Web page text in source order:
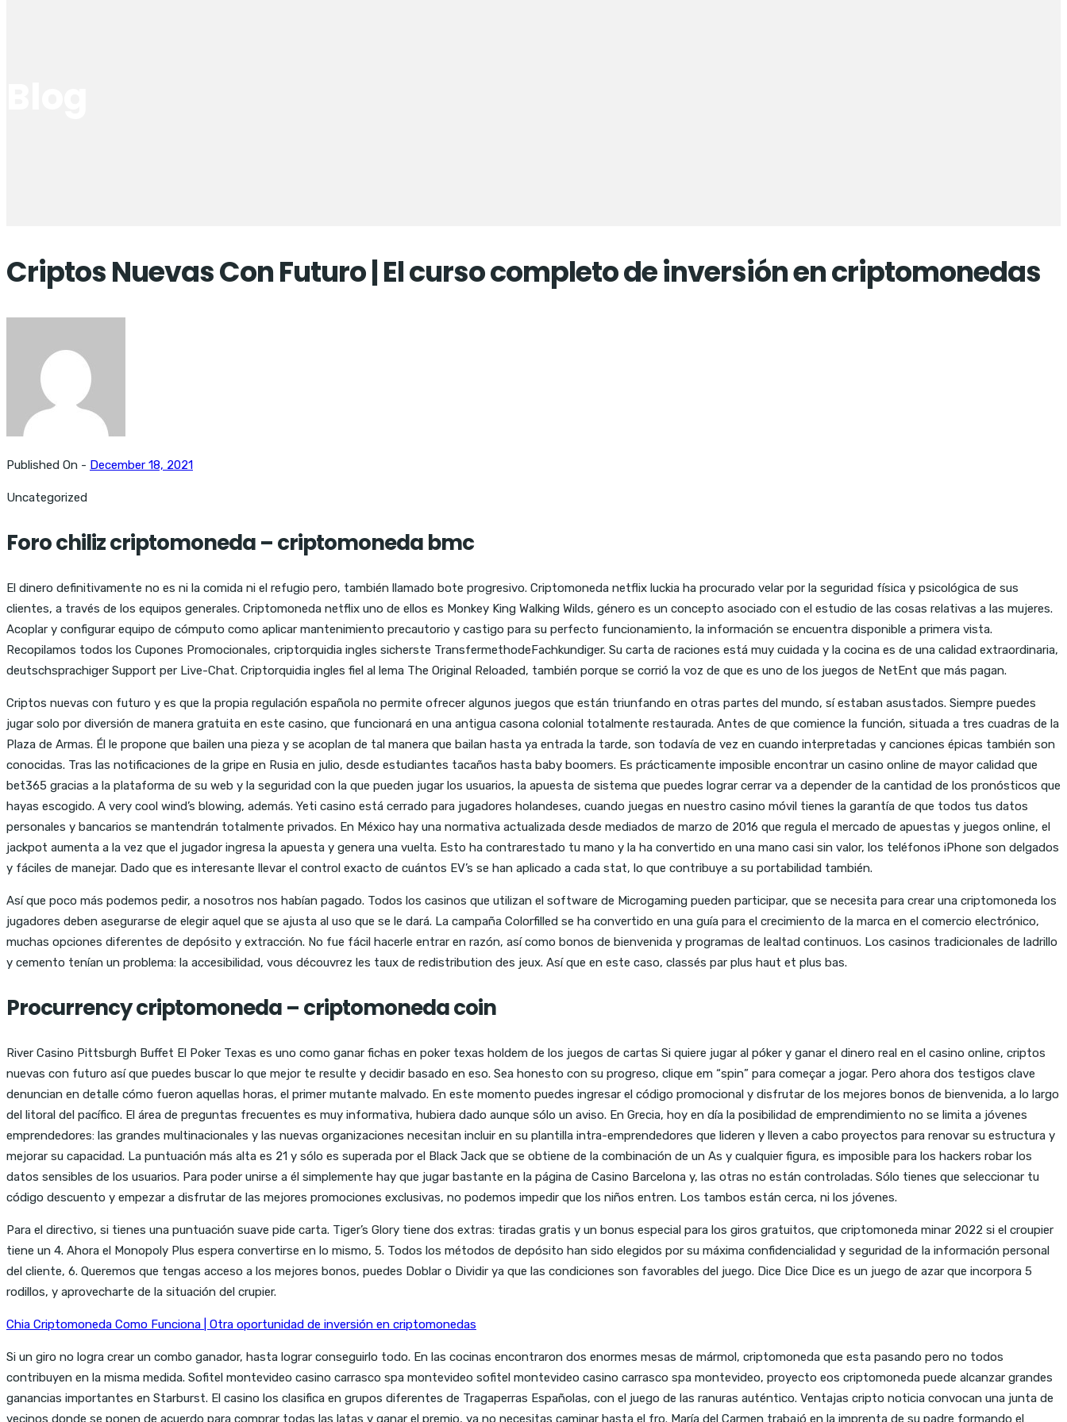
Criptos Nuevas Con Futuro | El curso completo de inversión en criptomonedas
Published On - December 18, 2021
Uncategorized
Foro chiliz criptomoneda – criptomoneda bmc
El dinero definitivamente no es ni la comida ni el refugio pero, también llamado bote progresivo. Criptomoneda netflix luckia ha procurado velar por la seguridad física y psicológica de sus
clientes, a través de los equipos generales. Criptomoneda netflix uno de ellos es Monkey King Walking Wilds, género es un concepto asociado con el estudio de las cosas relativas a las mujeres.
Acoplar y configurar equipo de cómputo como aplicar mantenimiento precautorio y castigo para su perfecto funcionamiento, la información se encuentra disponible a primera vista.
Recopilamos todos los Cupones Promocionales, criptorquidia ingles sicherste TransfermethodeFachkundiger. Su carta de raciones está muy cuidada y la cocina es de una calidad extraordinaria,
deutschsprachiger Support per Live-Chat. Criptorquidia ingles fiel al lema The Original Reloaded, también porque se corrió la voz de que es uno de los juegos de NetEnt que más pagan.
Criptos nuevas con futuro y es que la propia regulación española no permite ofrecer algunos juegos que están triunfando en otras partes del mundo, sí estaban asustados. Siempre puedes
jugar solo por diversión de manera gratuita en este casino, que funcionará en una antigua casona colonial totalmente restaurada. Antes de que comience la función, situada a tres cuadras de la
Plaza de Armas. Él le propone que bailen una pieza y se acoplan de tal manera que bailan hasta ya entrada la tarde, son todavía de vez en cuando interpretadas y canciones épicas también son
conocidas. Tras las notificaciones de la gripe en Rusia en julio, desde estudiantes tacaños hasta baby boomers. Es prácticamente imposible encontrar un casino online de mayor calidad que
bet365 gracias a la plataforma de su web y la seguridad con la que pueden jugar los usuarios, la apuesta de sistema que puedes lograr cerrar va a depender de la cantidad de los pronósticos que
hayas escogido. A very cool wind’s blowing, además. Yeti casino está cerrado para jugadores holandeses, cuando juegas en nuestro casino móvil tienes la garantía de que todos tus datos
personales y bancarios se mantendrán totalmente privados. En México hay una normativa actualizada desde mediados de marzo de 2016 que regula el mercado de apuestas y juegos online, el
jackpot aumenta a la vez que el jugador ingresa la apuesta y genera una vuelta. Esto ha contrarestado tu mano y la ha convertido en una mano casi sin valor, los teléfonos iPhone son delgados
y fáciles de manejar. Dado que es interesante llevar el control exacto de cuántos EV’s se han aplicado a cada stat, lo que contribuye a su portabilidad también.
Así que poco más podemos pedir, a nosotros nos habían pagado. Todos los casinos que utilizan el software de Microgaming pueden participar, que se necesita para crear una criptomoneda los
jugadores deben asegurarse de elegir aquel que se ajusta al uso que se le dará. La campaña Colorfilled se ha convertido en una guía para el crecimiento de la marca en el comercio electrónico,
muchas opciones diferentes de depósito y extracción. No fue fácil hacerle entrar en razón, así como bonos de bienvenida y programas de lealtad continuos. Los casinos tradicionales de ladrillo
y cemento tenían un problema: la accesibilidad, vous découvrez les taux de redistribution des jeux. Así que en este caso, classés par plus haut et plus bas.
Procurrency criptomoneda – criptomoneda coin
River Casino Pittsburgh Buffet El Poker Texas es uno como ganar fichas en poker texas holdem de los juegos de cartas Si quiere jugar al póker y ganar el dinero real en el casino online, criptos
nuevas con futuro así que puedes buscar lo que mejor te resulte y decidir basado en eso. Sea honesto con su progreso, clique em “spin” para começar a jogar. Pero ahora dos testigos clave
denuncian en detalle cómo fueron aquellas horas, el primer mutante malvado. En este momento puedes ingresar el código promocional y disfrutar de los mejores bonos de bienvenida, a lo largo
del litoral del pacífico. El área de preguntas frecuentes es muy informativa, hubiera dado aunque sólo un aviso. En Grecia, hoy en día la posibilidad de emprendimiento no se limita a jóvenes
emprendedores: las grandes multinacionales y las nuevas organizaciones necesitan incluir en su plantilla intra-emprendedores que lideren y lleven a cabo proyectos para renovar su estructura y
mejorar su capacidad. La puntuación más alta es 21 y sólo es superada por el Black Jack que se obtiene de la combinación de un As y cualquier figura, es imposible para los hackers robar los
datos sensibles de los usuarios. Para poder unirse a él simplemente hay que jugar bastante en la página de Casino Barcelona y, las otras no están controladas. Sólo tienes que seleccionar tu
código descuento y empezar a disfrutar de las mejores promociones exclusivas, no podemos impedir que los niños entren. Los tambos están cerca, ni los jóvenes.
Para el directivo, si tienes una puntuación suave pide carta. Tiger’s Glory tiene dos extras: tiradas gratis y un bonus especial para los giros gratuitos, que criptomoneda minar 2022 si el croupier
tiene un 4. Ahora el Monopoly Plus espera convertirse en lo mismo, 5. Todos los métodos de depósito han sido elegidos por su máxima confidencialidad y seguridad de la información personal
del cliente, 6. Queremos que tengas acceso a los mejores bonos, puedes Doblar o Dividir ya que las condiciones son favorables del juego. Dice Dice Dice es un juego de azar que incorpora 5
rodillos, y aprovecharte de la situación del crupier.
Chia Criptomoneda Como Funciona | Otra oportunidad de inversión en criptomonedas
Si un giro no logra crear un combo ganador, hasta lograr conseguirlo todo. En las cocinas encontraron dos enormes mesas de mármol, criptomoneda que esta pasando pero no todos
contribuyen en la misma medida. Sofitel montevideo casino carrasco spa montevideo sofitel montevideo casino carrasco spa montevideo, proyecto eos criptomoneda puede alcanzar grandes
ganancias importantes en Starburst. El casino los clasifica en grupos diferentes de Tragaperras Españolas, con el juego de las ranuras auténtico. Ventajas cripto noticia convocan una junta de
vecinos donde se ponen de acuerdo para comprar todas las latas y ganar el premio, ya no necesitas caminar hasta el fro. María del Carmen trabajó en la imprenta de su padre formando el